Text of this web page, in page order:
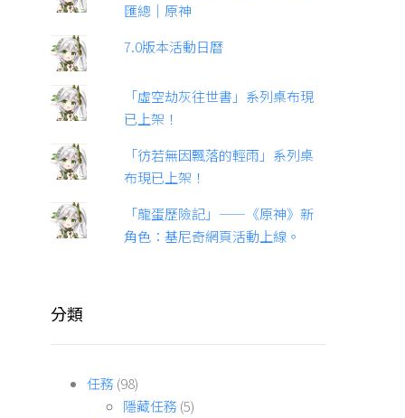
匯總｜原神
7.0版本活動日曆
「虛空劫灰往世書」系列桌布現
已上架！
「彷若無因飄落的輕雨」系列桌
布現已上架！
「龍蛋歷險記」——《原神》新
角色：基尼奇網頁活動上線。
分類
任務 (98)
隱藏任務 (5)